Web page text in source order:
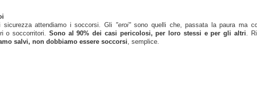
sicurezza attendiamo i soccorsi. Gli "eroi"sono quelli che, passata la paura ma
o soccorritori. Sono al 90% dei casi pericolosi, per loro stessi e per gli altri.
salvi, non dobbiamo essere soccorsi, semplice.